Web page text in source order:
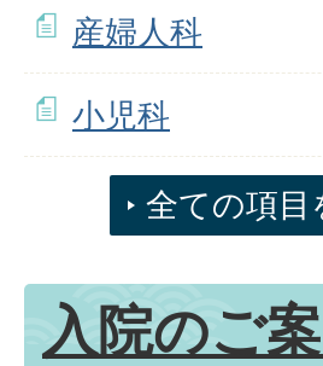
産婦人科
小児科
全ての項目
入院のご